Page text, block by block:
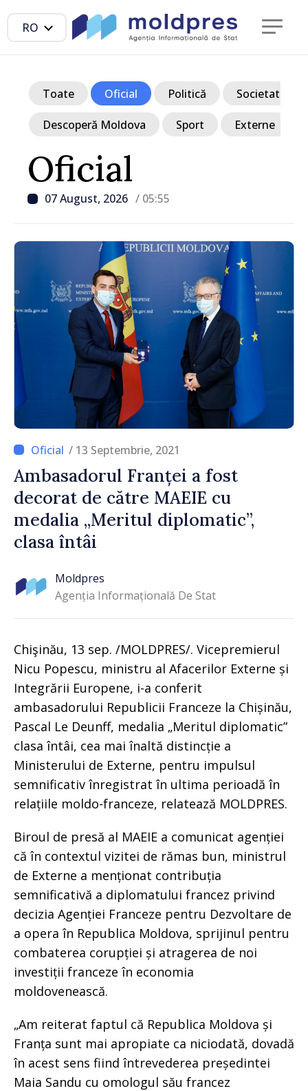
RO
Oficial
07 August, 2026 / 05:55
Toate Oficial Politică Societate
Descoperă Moldova Sport Externe
/ 13 Septembrie, 2021
Ambasadorul Franței a fost
decorat de către MAEIE cu
medalia „Meritul diplomatic”,
clasa întâi
Moldpres
Agenția Informațională De Stat
Chişinău, 13 sep. /MOLDPRES/. Vicepremierul
Nicu Popescu, ministru al Afacerilor Externe și
Integrării Europene, i-a conferit
ambasadorului Republicii Franceze la Chișinău,
Pascal Le Deunff, medalia „Meritul diplomatic”
clasa întâi, cea mai înaltă distincție a
Ministerului de Externe, pentru impulsul
semnificativ înregistrat în ultima perioadă în
relațiile moldo-franceze, relatează MOLDPRES.
Biroul de presă al MAEIE a comunicat agenției
că în contextul vizitei de rămas bun, ministrul
de Externe a menționat contribuția
semnificativă a diplomatului francez privind
decizia Agenției Franceze pentru Dezvoltare de
a opera în Republica Moldova, sprijinul pentru
combaterea corupției și atragerea de noi
investiții franceze în economia
moldovenească.
„Am reiterat faptul că Republica Moldova și
Franța sunt mai apropiate ca niciodată, dovadă
în acest sens fiind întrevederea președintei
Maia Sandu cu omologul său francez